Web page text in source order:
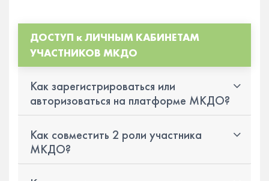
ДОСТУП к ЛИЧНЫМ КАБИНЕТАМ
УЧАСТНИКОВ МКДО
Как зарегистрироваться или
авторизоваться на платформе МКДО?
Как совместить 2 роли участника
МКДО?